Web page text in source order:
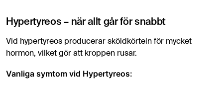
Hypertyreos – när allt går för snabbt
Vid hypertyreos producerar sköldkörteln för mycket
hormon, vilket gör att kroppen rusar.
Vanliga symtom vid Hypertyreos: